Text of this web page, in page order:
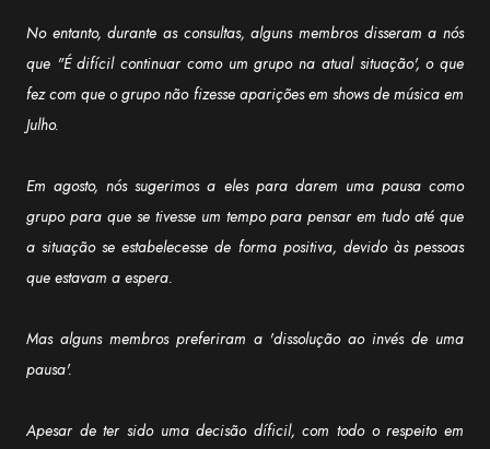
No entanto, durante as consultas, alguns membros disseram a nós
que "É difícil continuar como um grupo na atual situação', o que
fez com que o grupo não fizesse aparições em shows de música em
Julho.
Em agosto, nós sugerimos a eles para darem uma pausa como
grupo para que se tivesse um tempo para pensar em tudo até que
a situação se estabelecesse de forma positiva, devido às pessoas
que estavam a espera.
Mas alguns membros preferiram a 'dissolução ao invés de uma
pausa'.
Apesar de ter sido uma decisão díficil, com todo o respeito em